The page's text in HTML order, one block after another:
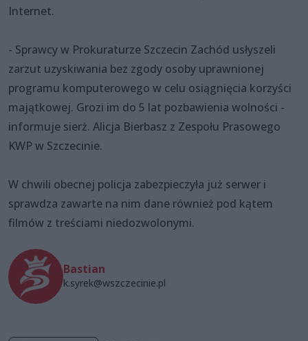
Internet.
- Sprawcy w Prokuraturze Szczecin Zachód usłyszeli
zarzut uzyskiwania bez zgody osoby uprawnionej
programu komputerowego w celu osiągnięcia korzyści
majątkowej. Grozi im do 5 lat pozbawienia wolności -
informuje sierż. Alicja Bierbasz z Zespołu Prasowego
KWP w Szczecinie.
W chwili obecnej policja zabezpieczyła już serwer i
sprawdza zawarte na nim dane również pod kątem
filmów z treściami niedozwolonymi.
Bastian
k.syrek@wszczecinie.pl